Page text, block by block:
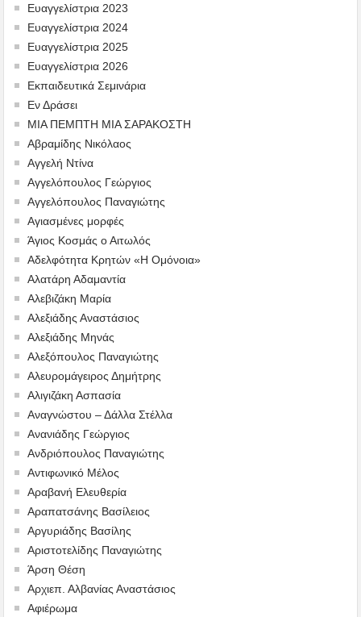
Ευαγγελίστρια 2023
Ευαγγελίστρια 2024
Ευαγγελίστρια 2025
Ευαγγελίστρια 2026
Εκπαιδευτικά Σεμινάρια
Εν Δράσει
ΜΙΑ ΠΕΜΠΤΗ ΜΙΑ ΣΑΡΑΚΟΣΤΗ
Αβραμίδης Νικόλαος
Αγγελή Ντίνα
Αγγελόπουλος Γεώργιος
Αγγελόπουλος Παναγιώτης
Αγιασμένες μορφές
Άγιος Κοσμάς ο Αιτωλός
Αδελφότητα Κρητών «Η Ομόνοια»
Αλατάρη Αδαμαντία
Αλεβιζάκη Μαρία
Αλεξιάδης Αναστάσιος
Αλεξιάδης Μηνάς
Αλεξόπουλος Παναγιώτης
Αλευρομάγειρος Δημήτρης
Αλιγιζάκη Ασπασία
Αναγνώστου – Δάλλα Στέλλα
Ανανιάδης Γεώργιος
Ανδριόπουλος Παναγιώτης
Αντιφωνικό Μέλος
Αραβανή Ελευθερία
Αραπατσάνης Βασίλειος
Αργυριάδης Βασίλης
Αριστοτελίδης Παναγιώτης
Άρση Θέση
Αρχιεπ. Αλβανίας Αναστάσιος
Αφιέρωμα